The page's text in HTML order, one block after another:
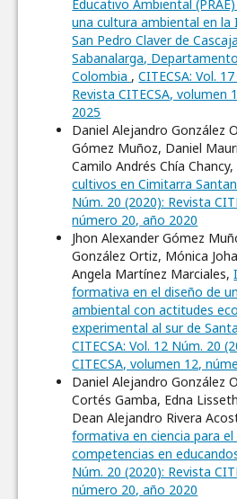
Educativo Ambiental
una cultura ambiental en la
San Pedro Claver de
Sabanalarga,
Colombia ,CITECSA: Vol.
Revista CITECSA, volumen
2025
Daniel Alejandro González
Gómez Muñoz, Daniel
Camilo Andrés Chía Chancy,
cultivos en Cimitarra
Núm. 20 (2020): Revista
número 20, año 2020
Jhon Alexander Gómez
González Ortiz, Mónica
Angela Martínez Marciales,
formativa en el diseño de
ambiental con actitudes
experimental al sur de
CITECSA: Vol. 12 Núm. 20
CITECSA, volumen 12,
Daniel Alejandro González
Cortés Gamba, Edna
Dean Alejandro Rivera
formativa en ciencia para
competencias en
Núm. 20 (2020): Revista
número 20, año 2020